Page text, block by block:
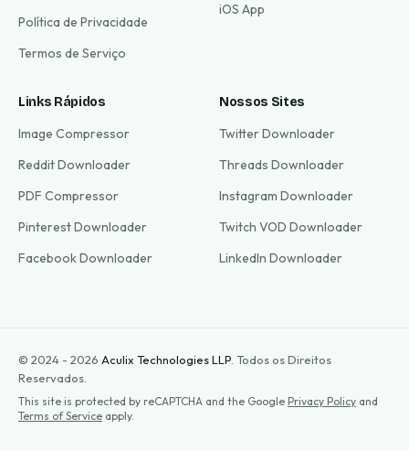
Política de Privacidade
Termos de Serviço
iOS App
Links Rápidos
Image Compressor
Reddit Downloader
PDF Compressor
Pinterest Downloader
Facebook Downloader
Nossos Sites
Twitter Downloader
Threads Downloader
Instagram Downloader
Twitch VOD Downloader
LinkedIn Downloader
© 2024 - 2026 Aculix Technologies LLP Todos os Direitos
Reservados.
This site is protected by reCAPTCHA and the Google Privacy Policy and
Terms of Service apply.